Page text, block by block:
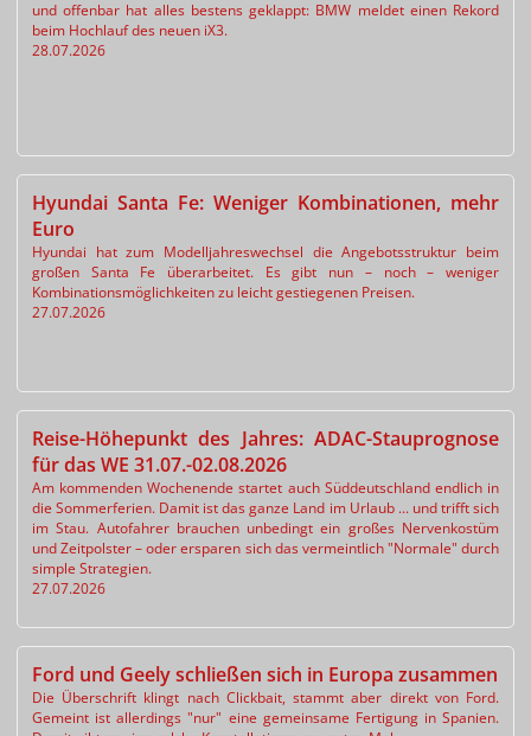
und offenbar hat alles bestens geklappt: BMW meldet einen Rekord
beim Hochlauf des neuen iX3.
28.07.2026
Hyundai Santa Fe: Weniger Kombinationen, mehr
Euro
Hyundai hat zum Modelljahreswechsel die Angebotsstruktur beim
großen Santa Fe überarbeitet. Es gibt nun – noch – weniger
Kombinationsmöglichkeiten zu leicht gestiegenen Preisen.
27.07.2026
Reise-Höhepunkt des Jahres: ADAC-Stauprognose
für das WE 31.07.-02.08.2026
Am kommenden Wochenende startet auch Süddeutschland endlich in
die Sommerferien. Damit ist das ganze Land im Urlaub ... und trifft sich
im Stau. Autofahrer brauchen unbedingt ein großes Nervenkostüm
und Zeitpolster – oder ersparen sich das vermeintlich "Normale" durch
simple Strategien.
27.07.2026
Ford und Geely schließen sich in Europa zusammen
Die Überschrift klingt nach Clickbait, stammt aber direkt von Ford.
Gemeint ist allerdings "nur" eine gemeinsame Fertigung in Spanien.